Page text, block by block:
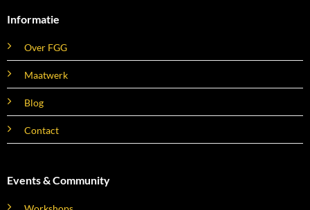
Informatie
Over FGG
Maatwerk
Blog
Contact
Events & Community